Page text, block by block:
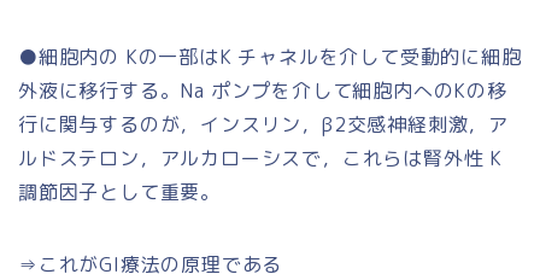
●細胞内の Kの一部はK チャネルを介して受動的に細胞
外液に移行する。Na ポンプを介して細胞内へのKの移
行に関与するのが，インスリン，β2交感神経刺激，ア
ルドステロン，アルカローシスで，これらは腎外性 K
調節因子として重要。
⇒これがGI療法の原理である